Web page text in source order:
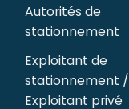
Autorités de
stationnement
Exploitant de
stationnement /
Exploitant privé